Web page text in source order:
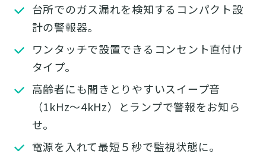
台所でのガス漏れを検知するコンパクト設
計の警報器。
ワンタッチで設置できるコンセント直付け
タイプ。
高齢者にも聞きとりやすいスイープ音
（1kHz～4kHz）とランプで警報をお知ら
せ。
電源を入れて最短５秒で監視状態に。